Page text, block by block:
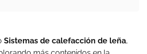
Sistemas de calefacción de leña,